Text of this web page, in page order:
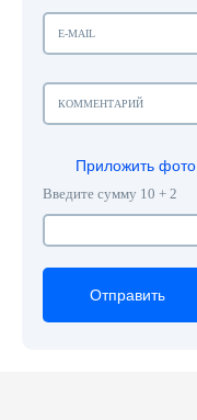
Приложить фото
Введите сумму 10 + 2
Отправить
Отправить
Отправить